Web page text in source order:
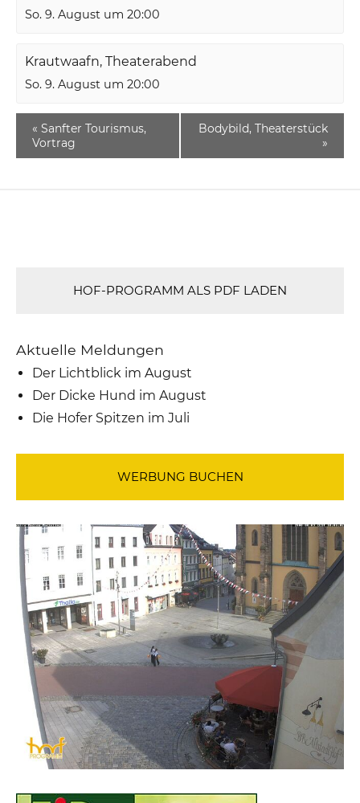
So. 9. August um 20:00
Krautwaafn, Theaterabend
So. 9. August um 20:00
« Sanfter Tourismus,
Vortrag
Bodybild, Theaterstück
»
HOF-PROGRAMM ALS PDF LADEN
Aktuelle Meldungen
Der Lichtblick im August
Der Dicke Hund im August
Die Hofer Spitzen im Juli
WERBUNG BUCHEN